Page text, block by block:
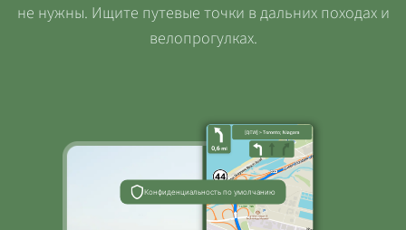
не нужны. Ищите путевые точки в дальних походах и
велопрогулках.
Конфиденциальность по умолчанию